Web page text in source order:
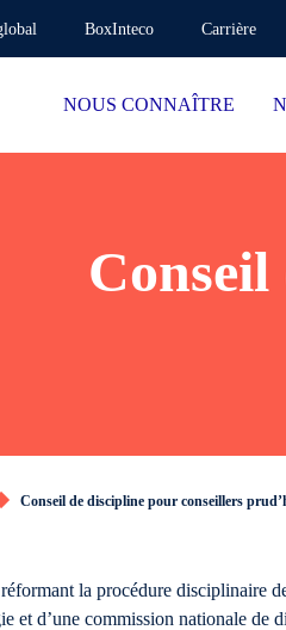
BoxInteco Carrière
NOUS CONNAÎTRE
Conseil de discipline pour conseillers
la procédure disciplinaire
et d’une commission nationale de